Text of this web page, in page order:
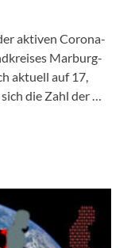
aktiven Corona-
Marburg-
aktuell auf 17,
die Zahl der …